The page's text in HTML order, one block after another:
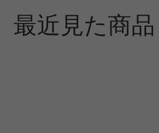
最近見た商品